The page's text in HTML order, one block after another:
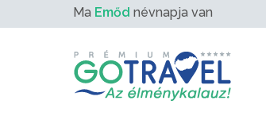
Ma Emőd névnapja van